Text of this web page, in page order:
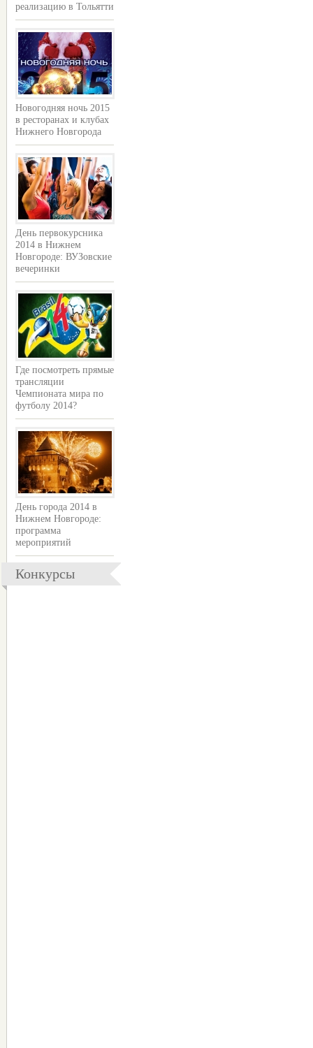
реализацию в Тольятти
Новогодняя ночь 2015
в ресторанах и клубах
Нижнего Новгорода
День первокурсника
2014 в Нижнем
Новгороде: ВУЗовские
вечеринки
Где посмотреть прямые
трансляции
Чемпионата мира по
футболу 2014?
День города 2014 в
Нижнем Новгороде:
программа
мероприятий
Конкурсы